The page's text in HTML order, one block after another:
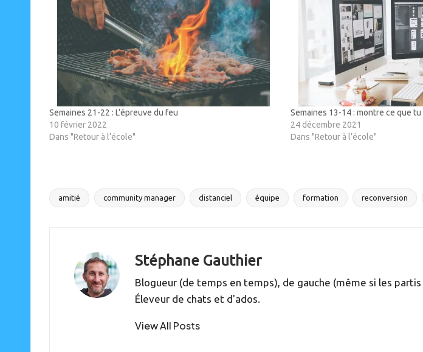
Semaines 21-22 : L’épreuve du feu
10 février 2022
Dans "Retour à l’école"
Semaines 13-14 : montre ce que tu
24 décembre 2021
Dans "Retour à l’école"
Tags:
amitié community manager distanciel équipe formation reconversion
Stéphane Gauthier
Blogueur (de temps en temps), de gauche (même si les
Éleveur de chats et d'ados.
View All Posts